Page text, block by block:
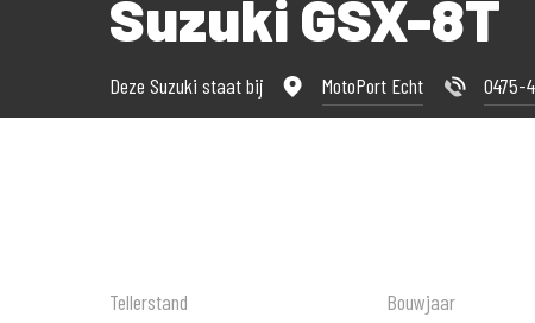
Suzuki GSX-8T
Deze Suzuki staat bij MotoPort Echt 0475-
Tellerstand
Bouwjaar